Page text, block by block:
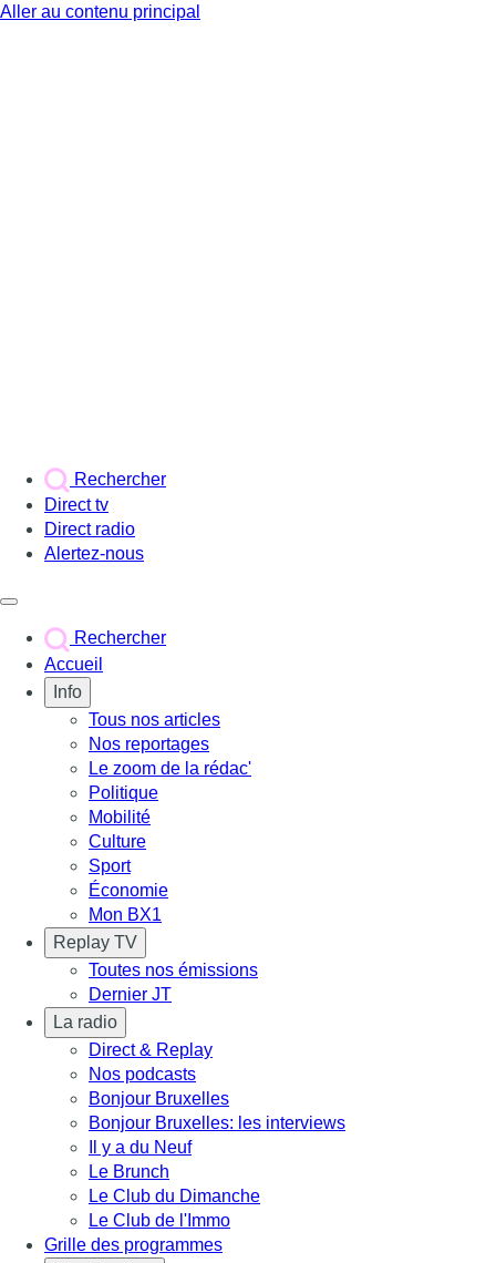
Aller au contenu principal
Rechercher
Direct tv
Direct radio
Alertez-nous
Rechercher
Accueil
Info
Tous nos articles
Nos reportages
Le zoom de la rédac'
Politique
Mobilité
Culture
Sport
Économie
Mon BX1
Replay TV
Toutes nos émissions
Dernier JT
La radio
Direct & Replay
Nos podcasts
Bonjour Bruxelles
Bonjour Bruxelles: les interviews
Il y a du Neuf
Le Brunch
Le Club du Dimanche
Le Club de l'Immo
Grille des programmes